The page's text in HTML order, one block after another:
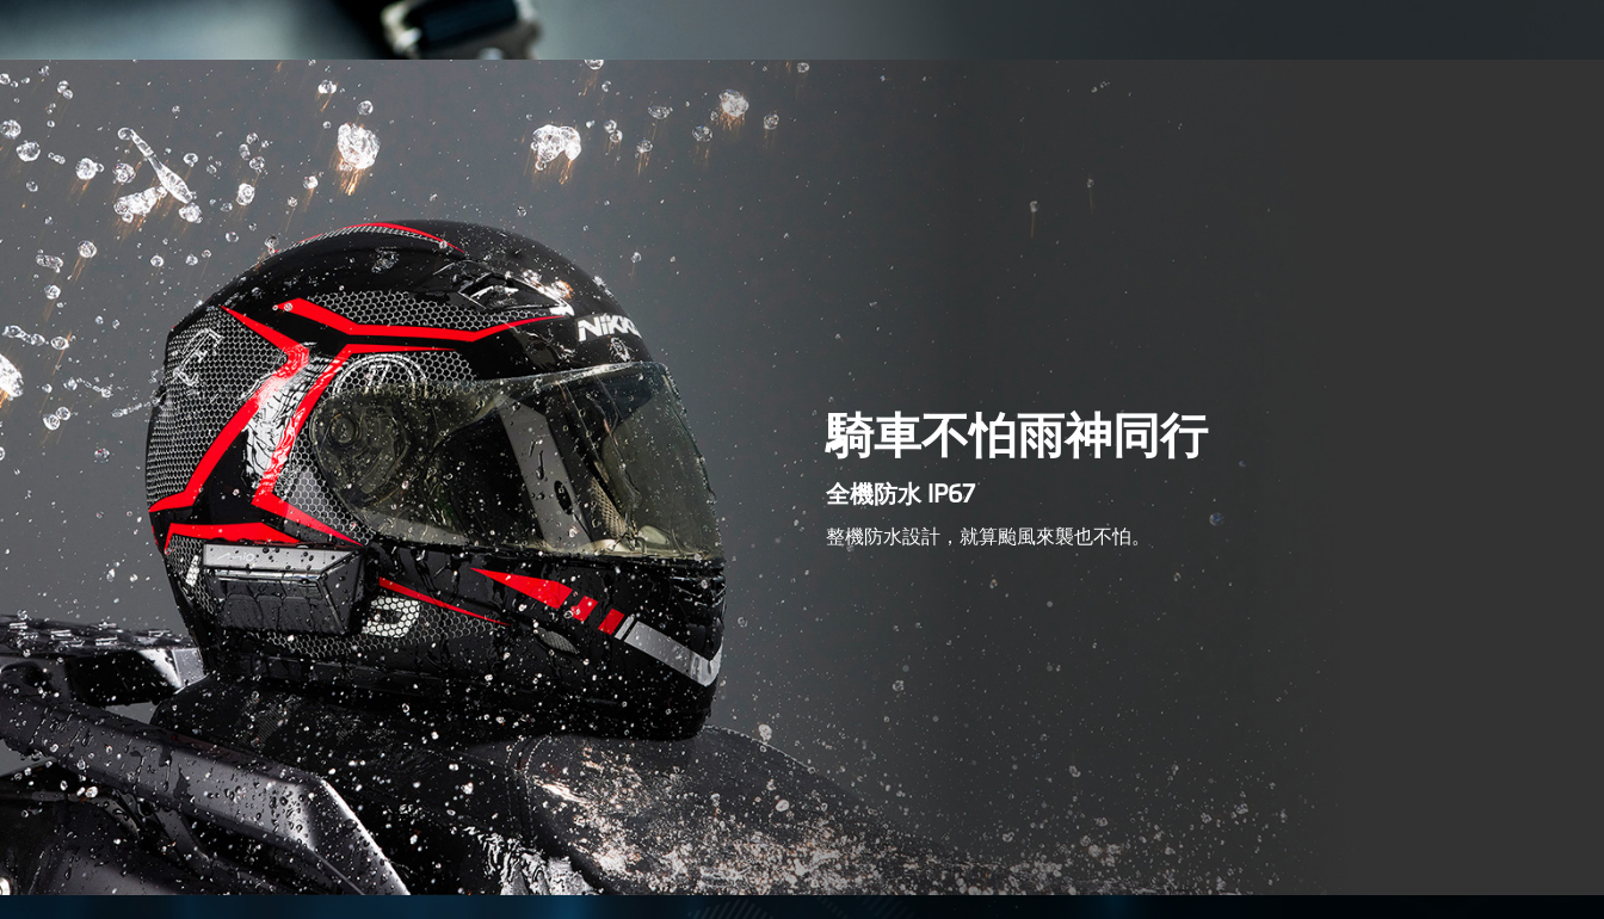
騎車不怕雨神同行
全機防水 IP67
整機防水設計，就算颱風來襲也不怕。